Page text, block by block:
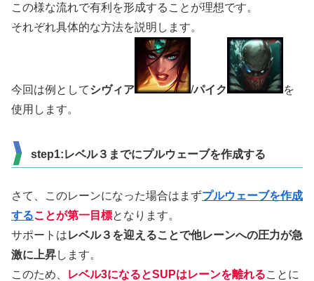
この様な流れで有利を形成することが理想です。
それぞれ具体的な方法を説明します。
今回は例としてシヴィア /パイク
を
使用します。
step1:レベル３までにプルウェーブを作成する
さて、このレーンになった場合はまずプルウェーブを作成
することが第一目標となります。
サポートはレベル３を迎えることで他レーンへの圧力が急
激に上昇します。
このため、
レベル3になるとSUPはレーンを離れることに